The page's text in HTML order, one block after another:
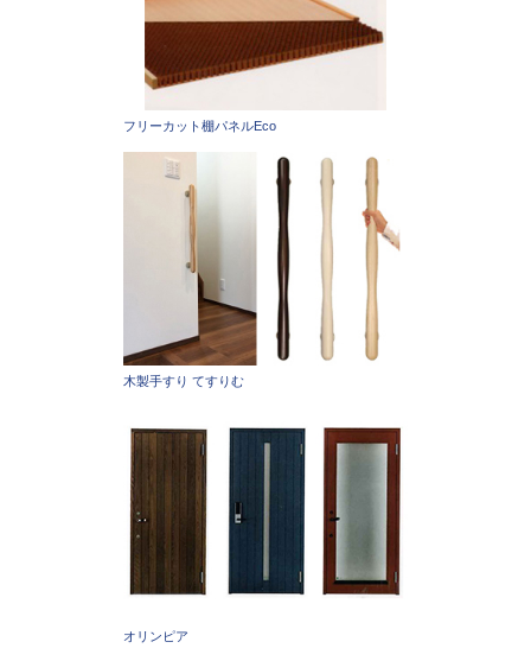
フリーカット棚パネルEco
木製手すり てすりむ
オリンピア